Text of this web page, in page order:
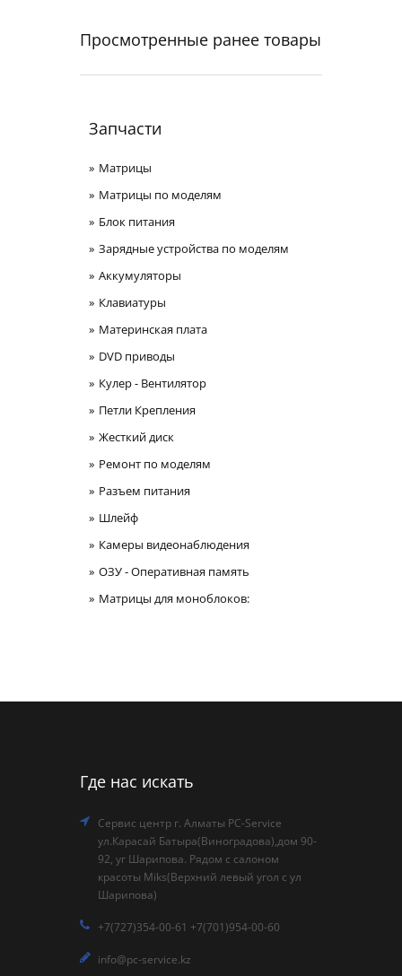
Просмотренные ранее товары
Запчасти
Матрицы
Матрицы по моделям
Блок питания
Зарядные устройства по моделям
Аккумуляторы
Клавиатуры
Материнская плата
DVD приводы
Кулер - Вентилятор
Петли Крепления
Жесткий диск
Ремонт по моделям
Разъем питания
Шлейф
Камеры видеонаблюдения
ОЗУ - Оперативная память
Матрицы для моноблоков:
Где нас искать
Сервис центр г. Алматы PC-Service
ул.Карасай Батыра(Виноградова),дом 90-
92, уг Шарипова. Рядом с салоном
красоты Miks(Верхний левый угол с ул
Шарипова)
+7(727)354-00-61 +7(701)954-00-60
info@pc-service.kz